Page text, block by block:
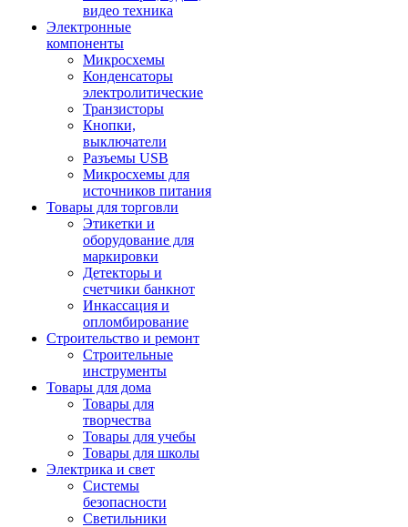
видео техника
Электронные
компоненты
Микросхемы
Конденсаторы
электролитические
Транзисторы
Кнопки,
выключатели
Разъемы USB
Микросхемы для
источников питания
Товары для торговли
Этикетки и
оборудование для
маркировки
Детекторы и
счетчики банкнот
Инкассация и
опломбирование
Строительство и ремонт
Строительные
инструменты
Товары для дома
Товары для
творчества
Товары для учебы
Товары для школы
Электрика и свет
Системы
безопасности
Светильники